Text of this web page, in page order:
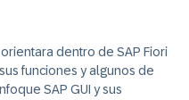
dentro de SAP Fiori
funciones y algunos de
SAP GUI y sus